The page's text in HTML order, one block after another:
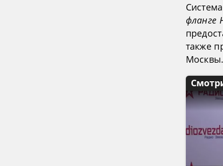
Система
фланге
также
Москвы.